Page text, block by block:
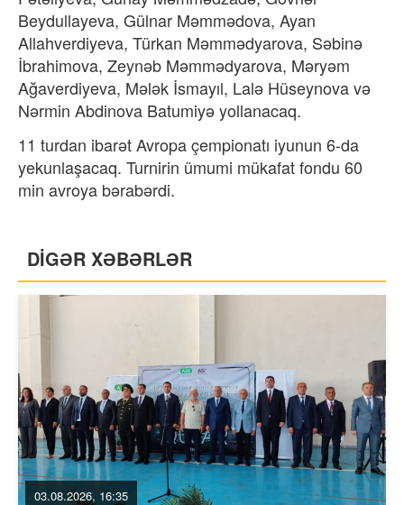
Beydullayeva, Gülnar Məmmədova, Ayan
Allahverdiyeva, Türkan Məmmədyarova, Səbinə
İbrahimova, Zeynəb Məmmədyarova, Məryəm
Ağaverdiyeva, Mələk İsmayıl, Lalə Hüseynova və
Nərmin Abdinova Batumiyə yollanacaq.
11 turdan ibarət Avropa çempionatı iyunun 6-da
yekunlaşacaq. Turnirin ümumi mükafat fondu 60
min avroya bərabərdi.
DİGƏR XƏBƏRLƏR
03.08.2026, 16:35